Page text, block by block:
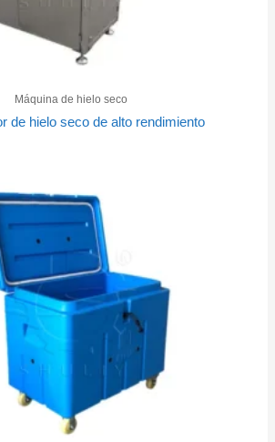
Máquina de hielo seco
de hielo seco de alto rendimiento